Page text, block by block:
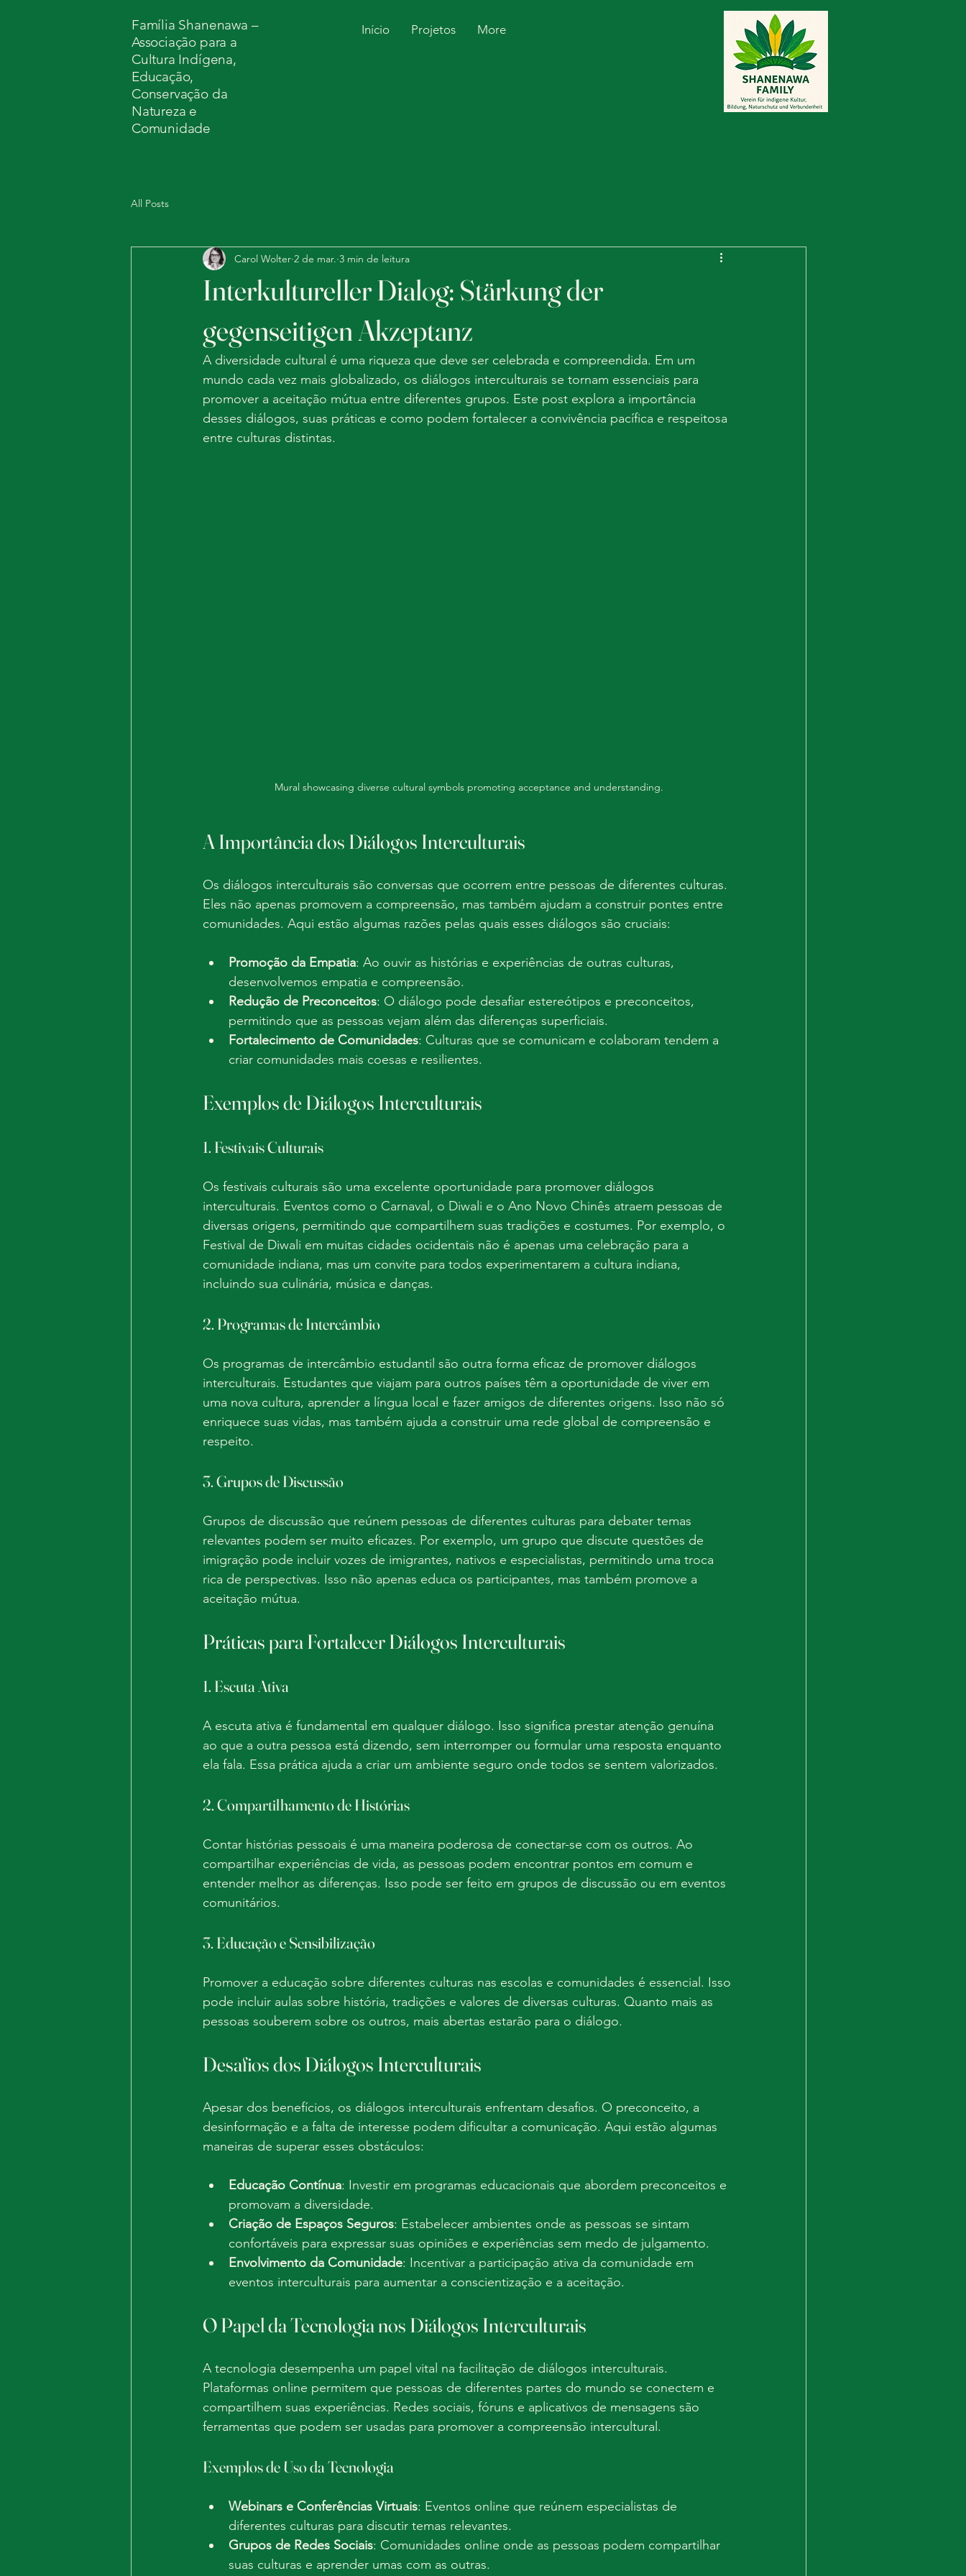
Família Shanenawa –
Associação para a
Cultura Indígena,
Educação,
Conservação da
Natureza e
Comunidade
Início Projetos More
All Posts
Interkultureller Dialog: Stärkung der
gegenseitigen Akzeptanz
Carol Wolter 2 de mar. 3 min de leitura
A diversidade cultural é uma riqueza que deve ser celebrada e compreendida. Em um
mundo cada vez mais globalizado, os diálogos interculturais se tornam essenciais para
promover a aceitação mútua entre diferentes grupos. Este post explora a importância
desses diálogos, suas práticas e como podem fortalecer a convivência pacífica e respeitosa
entre culturas distintas.
Mural showcasing diverse cultural symbols promoting acceptance and understanding.
A Importância dos Diálogos Interculturais
Os diálogos interculturais são conversas que ocorrem entre pessoas de diferentes culturas.
Eles não apenas promovem a compreensão, mas também ajudam a construir pontes entre
comunidades. Aqui estão algumas razões pelas quais esses diálogos são cruciais:
Promoção da Empatia: Ao ouvir as histórias e experiências de outras culturas,
desenvolvemos empatia e compreensão.
Redução de Preconceitos: O diálogo pode desafiar estereótipos e preconceitos,
permitindo que as pessoas vejam além das diferenças superficiais.
Fortalecimento de Comunidades: Culturas que se comunicam e colaboram tendem a
criar comunidades mais coesas e resilientes.
Exemplos de Diálogos Interculturais
1. Festivais Culturais
Os festivais culturais são uma excelente oportunidade para promover diálogos
interculturais. Eventos como o Carnaval, o Diwali e o Ano Novo Chinês atraem pessoas de
diversas origens, permitindo que compartilhem suas tradições e costumes. Por exemplo, o
Festival de Diwali em muitas cidades ocidentais não é apenas uma celebração para a
comunidade indiana, mas um convite para todos experimentarem a cultura indiana,
incluindo sua culinária, música e danças.
2. Programas de Intercâmbio
Os programas de intercâmbio estudantil são outra forma eficaz de promover diálogos
interculturais. Estudantes que viajam para outros países têm a oportunidade de viver em
uma nova cultura, aprender a língua local e fazer amigos de diferentes origens. Isso não só
enriquece suas vidas, mas também ajuda a construir uma rede global de compreensão e
respeito.
3. Grupos de Discussão
Grupos de discussão que reúnem pessoas de diferentes culturas para debater temas
relevantes podem ser muito eficazes. Por exemplo, um grupo que discute questões de
imigração pode incluir vozes de imigrantes, nativos e especialistas, permitindo uma troca
rica de perspectivas. Isso não apenas educa os participantes, mas também promove a
aceitação mútua.
Práticas para Fortalecer Diálogos Interculturais
1. Escuta Ativa
A escuta ativa é fundamental em qualquer diálogo. Isso significa prestar atenção genuína
ao que a outra pessoa está dizendo, sem interromper ou formular uma resposta enquanto
ela fala. Essa prática ajuda a criar um ambiente seguro onde todos se sentem valorizados.
2. Compartilhamento de Histórias
Contar histórias pessoais é uma maneira poderosa de conectar-se com os outros. Ao
compartilhar experiências de vida, as pessoas podem encontrar pontos em comum e
entender melhor as diferenças. Isso pode ser feito em grupos de discussão ou em eventos
comunitários.
3. Educação e Sensibilização
Promover a educação sobre diferentes culturas nas escolas e comunidades é essencial. Isso
pode incluir aulas sobre história, tradições e valores de diversas culturas. Quanto mais as
pessoas souberem sobre os outros, mais abertas estarão para o diálogo.
Desafios dos Diálogos Interculturais
Apesar dos benefícios, os diálogos interculturais enfrentam desafios. O preconceito, a
desinformação e a falta de interesse podem dificultar a comunicação. Aqui estão algumas
maneiras de superar esses obstáculos:
Educação Contínua: Investir em programas educacionais que abordem preconceitos e
promovam a diversidade.
Criação de Espaços Seguros: Estabelecer ambientes onde as pessoas se sintam
confortáveis para expressar suas opiniões e experiências sem medo de julgamento.
Envolvimento da Comunidade: Incentivar a participação ativa da comunidade em
eventos interculturais para aumentar a conscientização e a aceitação.
O Papel da Tecnologia nos Diálogos Interculturais
A tecnologia desempenha um papel vital na facilitação de diálogos interculturais.
Plataformas online permitem que pessoas de diferentes partes do mundo se conectem e
compartilhem suas experiências. Redes sociais, fóruns e aplicativos de mensagens são
ferramentas que podem ser usadas para promover a compreensão intercultural.
Exemplos de Uso da Tecnologia
Webinars e Conferências Virtuais: Eventos online que reúnem especialistas de
diferentes culturas para discutir temas relevantes.
Grupos de Redes Sociais: Comunidades online onde as pessoas podem compartilhar
suas culturas e aprender umas com as outras.